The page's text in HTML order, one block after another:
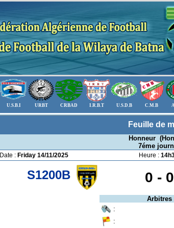
U.S.B.I URBT CRBAD I.R.B.T U.S.D.B C.M.B
Feuille de
Honneur
7éme
Date : Friday 14/11/2025 Heure :
S1200B 0 - 0
Arbitres
:
: